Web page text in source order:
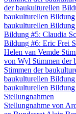
der baukulturellen
baukulturellen
baukulturellen
Bildung #5: Claudia
Bildung #6: Eric Frei
Helen van Vemde
von Wyl Stimmen der
Stimmen der
baukulturellen
baukulturellen
Stellungnahmen
Stellungnahme von